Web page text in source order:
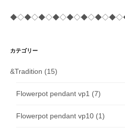
カテゴリー
&Tradition (15)
Flowerpot pendant vp1 (7)
Flowerpot pendant vp10 (1)